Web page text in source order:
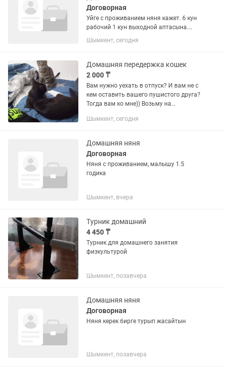
Договорная
Уйге с проживанием няня кажет. 6 кун
рабочий 1 кун выходной аптасына.
Шымкент каласы,центрде турамын.
Балага карау,уй шаруалармен комек
Шымкент, сегодня
Домашняя передержка кошек
2 000 ₸
Вам нужно уехать в отпуск? И вам не с
кем оставить вашего пушистого друга?
Тогда вам ко мне)) Возьму на
заботу гарантирую, от вас требуется
Шымкент, сегодня
Домашняя няня
Договорная
Няня с проживанием, малышу 1.5
годика
Шымкент, вчера
Турник домашний
4 450 ₸
Турник для домашнего занятия
физкультурой
Шымкент, позавчера
Домашняя няня
Договорная
Няня керек бирге турып жасайтын
Шымкент, позавчера